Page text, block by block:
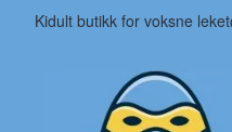
Kidult butikk for voksne